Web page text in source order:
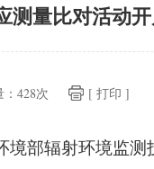
测量比对活动
428次 [ 打印 ]
境部辐射环境监测